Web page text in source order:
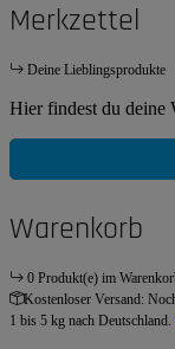
Merkzettel
Deine Lieblingsprodukte
Hier findest du deine
Warenkorb
0 Produkt(e) im
Kostenloser Versand:
1 bis 5 kg nach Deutschland.